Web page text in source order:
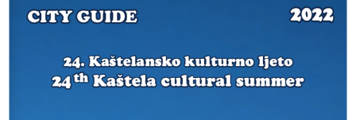
What to do 2022
24. Kaštelansko kulturno ljeto
th24Kaštela cultural summer